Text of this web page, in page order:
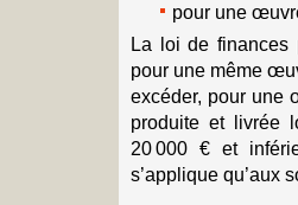
pour une
La loi de finances
pour une même
excéder, pour une
produite et livrée
20 000 € et
s’applique qu’aux